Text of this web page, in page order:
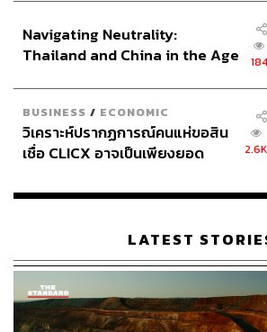
Navigating Neutrality:
Thailand and China in the Age
184
BUSINESS / ECONOMIC
วิเคราะห์ปรากฏการณ์คนแห่ขอสิน
เชื่อ CLICX อาจเป็นเพียงยอด
เรือนไทยที่ถูกซุกไว้
2.6K
LATEST